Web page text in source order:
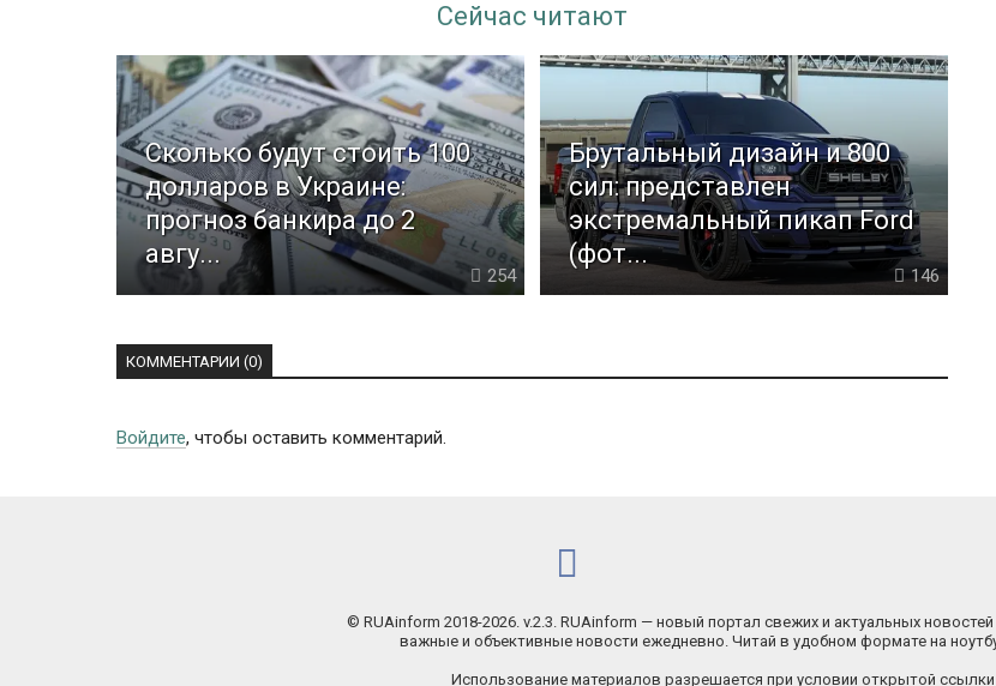
Сейчас читают
Сколько будут стоить 100
долларов в Украине:
прогноз банкира до 2
авгу...
254
Брутальный дизайн и 800
сил: представлен
экстремальный пикап Ford
(фот...
146
КОММЕНТАРИИ (0)
Войдите, чтобы оставить комментарий.
© RUAinform 2018-2026. v.2.3. RUAinform — новый портал свежих и актуальных
важные и объективные новости ежедневно. Читай в удобном формате на
Использование материалов разрешается при условии открытой